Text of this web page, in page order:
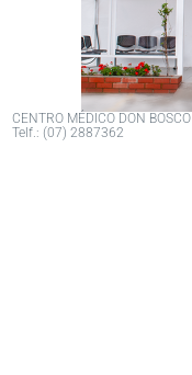
CENTRO MÉDICO DON BOSCO
Telf.: (07) 2887362